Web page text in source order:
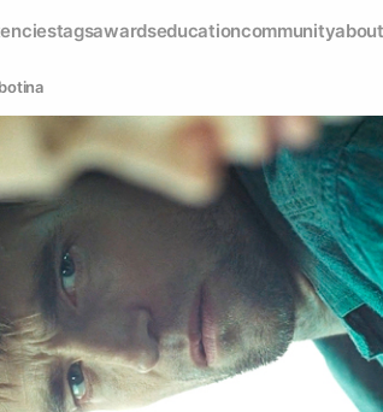
tagsawardseducationcommunity